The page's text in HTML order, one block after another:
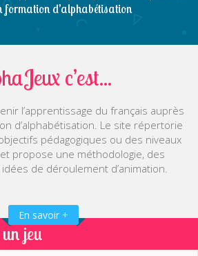
c’est...
l’apprentissage du français auprès
d’alphabétisation. Le site répertorie
pédagogiques ou des niveaux
propose une méthodologie, des
de déroulement d’animation.
En savoir +
jeu